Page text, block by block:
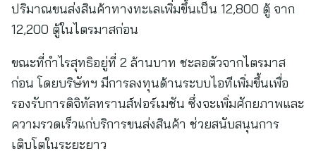
ปริมาณขนส่งสินค้าทางทะเลเพิ่มขึ้นเป็น 12,800 ตู้ จาก
12,200 ตู้ในไตรมาสก่อน
ขณะที่กำไรสุทธิอยู่ที่ 2 ล้านบาท ชะลอตัวจากไตรมาส
ก่อน โดยบริษัทฯ มีการลงทุนด้านระบบไอทีเพิ่มขึ้นเพื่อ
รองรับการดิจิทัลทรานส์ฟอร์เมชัน ซึ่งจะเพิ่มศักยภาพและ
ความรวดเร็วแก่บริการขนส่งสินค้า ช่วยสนับสนุนการ
เติบโตในระยะยาว